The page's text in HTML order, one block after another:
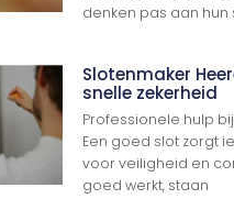
denken pas aan hun
Slotenmaker
snelle zekerheid
Professionele hulp
Een goed slot zorgt
voor veiligheid en
goed werkt, staan